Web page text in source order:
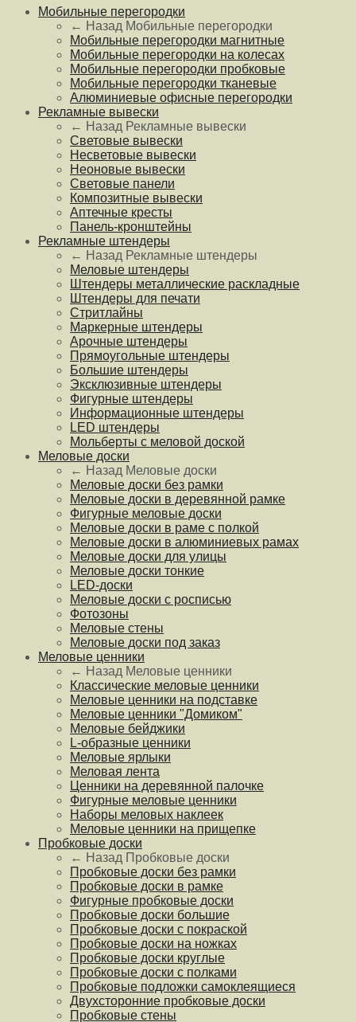
Мобильные перегородки
← Назад Мобильные перегородки
Мобильные перегородки магнитные
Мобильные перегородки на колесах
Мобильные перегородки пробковые
Мобильные перегородки тканевые
Алюминиевые офисные перегородки
Рекламные вывески
← Назад Рекламные вывески
Световые вывески
Несветовые вывески
Неоновые вывески
Световые панели
Композитные вывески
Аптечные кресты
Панель-кронштейны
Рекламные штендеры
← Назад Рекламные штендеры
Меловые штендеры
Штендеры металлические раскладные
Штендеры для печати
Стритлайны
Маркерные штендеры
Арочные штендеры
Прямоугольные штендеры
Большие штендеры
Эксклюзивные штендеры
Фигурные штендеры
Информационные штендеры
LED штендеры
Мольберты с меловой доской
Меловые доски
← Назад Меловые доски
Меловые доски без рамки
Меловые доски в деревянной рамке
Фигурные меловые доски
Меловые доски в раме с полкой
Меловые доски в алюминиевых рамах
Меловые доски для улицы
Меловые доски тонкие
LED-доски
Меловые доски с росписью
Фотозоны
Меловые стены
Меловые доски под заказ
Меловые ценники
← Назад Меловые ценники
Классические меловые ценники
Меловые ценники на подставке
Меловые ценники "Домиком"
Меловые бейджики
L-образные ценники
Меловые ярлыки
Меловая лента
Ценники на деревянной палочке
Фигурные меловые ценники
Наборы меловых наклеек
Меловые ценники на прищепке
Пробковые доски
← Назад Пробковые доски
Пробковые доски без рамки
Пробковые доски в рамке
Фигурные пробковые доски
Пробковые доски большие
Пробковые доски с покраской
Пробковые доски на ножках
Пробковые доски круглые
Пробковые доски с полками
Пробковые подложки самоклеящиеся
Двухсторонние пробковые доски
Пробковые стены